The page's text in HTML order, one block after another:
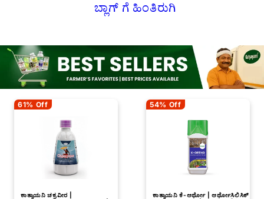
ಬ್ಲಾಗ್ ಗೆ ಹಿಂತಿರುಗಿ
61% Off
ಕಾತ್ಯಾಯನಿ ಚಕ್ರವೀರ |
54% Off
ಕಾತ್ಯಾಯನಿ ಕೆ-ಆರ್ಥೋ | ಆರ್ಥೋಸಿಲಿಸಿಕ್